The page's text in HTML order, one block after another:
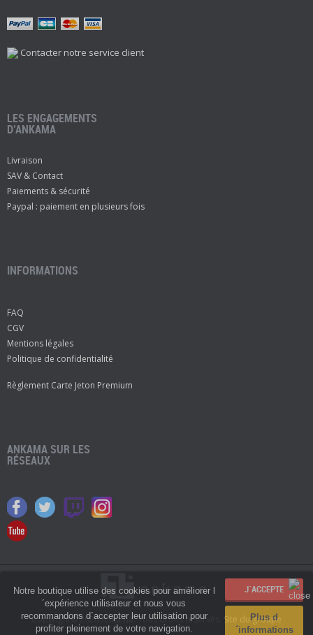
Notre boutique utilise des cookies pour améliorer l
´expérience utilisateur et nous vous
recommandons d´accepter leur utilisation pour
profiter pleinement de votre navigation.
Plus d
´informations
Contacter notre service client
LES ENGAGEMENTS
D’ANKAMA
Livraison
SAV & Contact
Paiements & sécurité
Paypal : paiement en plusieurs fois
INFORMATIONS
FAQ
CGV
Mentions légales
Politique de confidentialité
Règlement Carte Jeton Premium
ANKAMA SUR LES
RÉSEAUX
Copyright© 2026 Ankama. Tous droits réservés. Site du groupe